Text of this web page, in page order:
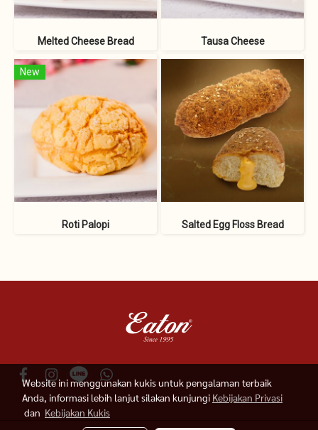
Melted Cheese Bread Tausa Cheese
New
Roti Palopi Salted Egg Floss Bread
Website ini menggunakan kukis untuk pengalaman terbaik
Anda, informasi lebih lanjut silakan kunjungi Kebijakan Privasi
dan Kebijakan Kukis